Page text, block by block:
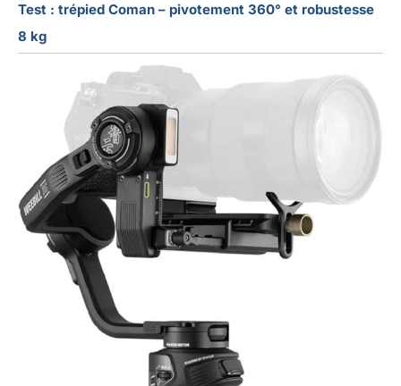
Test : trépied Coman – pivotement 360° et robustesse
8 kg